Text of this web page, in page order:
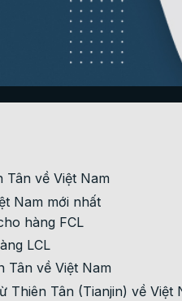
về Việt Nam
Nam mới nhất
hàng FCL
LCL
Tân về Việt Nam
Thiên Tân (Tianjin) về Việt